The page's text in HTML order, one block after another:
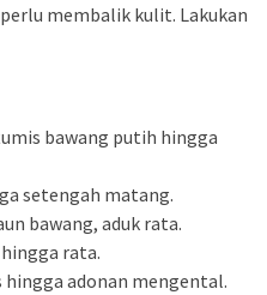
membalik kulit. Lakukan
bawang putih hingga
setengah matang.
bawang, aduk rata.
rata.
hingga adonan mengental.